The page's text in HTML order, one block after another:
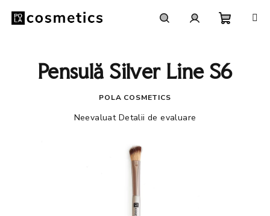
conținut
de
Pensulă Silver Line S6
POLA COSMETICS
Evaluarea
Neevaluat Detalii de evaluare